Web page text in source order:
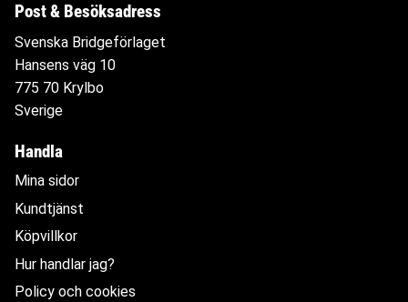
Post & Besöksadress
Svenska Bridgeförlaget
Hansens väg 10
775 70 Krylbo
Sverige
Handla
Mina sidor
Kundtjänst
Köpvillkor
Hur handlar jag?
Policy och cookies